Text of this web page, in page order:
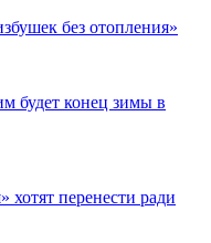
без отопления»
будет конец зимы в
хотят перенести ради